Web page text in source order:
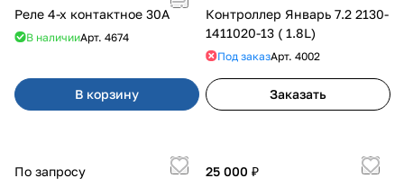
Реле 4-х контактное 30А
В наличииАрт. 4674
В корзину
Контроллер Январь 7.2 2130-
1411020-13 ( 1.8L)
Под заказАрт. 4002
Заказать
По запросу
25 000 ₽